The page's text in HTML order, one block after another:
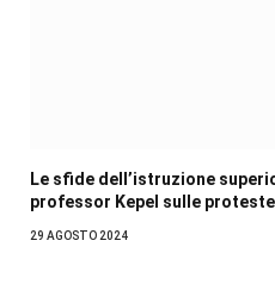
Le sfide dell’istruzione
professor Kepel sulle
29 AGOSTO 2024